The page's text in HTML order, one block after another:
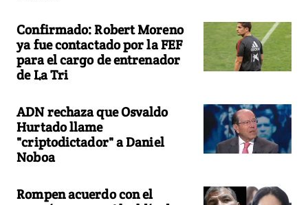
Confirmado: Robert Moreno
ya fue contactado por la FEF
para el cargo de entrenador
de La Tri
ADN rechaza que Osvaldo
Hurtado llame
"criptodictador" a Daniel
Noboa
Rompen acuerdo con el